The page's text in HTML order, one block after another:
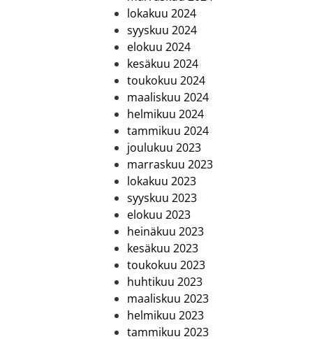
lokakuu 2024
syyskuu 2024
elokuu 2024
kesäkuu 2024
toukokuu 2024
maaliskuu 2024
helmikuu 2024
tammikuu 2024
joulukuu 2023
marraskuu 2023
lokakuu 2023
syyskuu 2023
elokuu 2023
heinäkuu 2023
kesäkuu 2023
toukokuu 2023
huhtikuu 2023
maaliskuu 2023
helmikuu 2023
tammikuu 2023